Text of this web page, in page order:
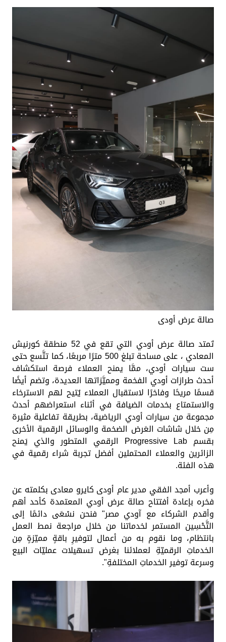
صالة عرض أودى
تَمتد صالة عرض أودي التي تقع في 52 منطقة كورنيش
المعادي ، على مساحة تبلغ 500 مترًا مربعًا، كما تتَّسع حتى
ست سيارات أودي، ممَّا يمنح العملاء فرصة استكشاف
أحدث طرازات أودي الفخمة ومميَّزاتها العديدة، وتضم أيضًا
قسمًا مريحًا وفاخرًا لاستقبال العملاء يُتيح لهم الاسترخاء
والاستمتاع بخدمات الضيافة في أثناء استعراضهم أحدث
مجموعة من سيارات أودي الرياضية، بطريقة تفاعلية مثيرة
مِن خلال شاشات العَرض الضخمة والوسائل الرقمية الأخرى
بقسم Progressive Lab الرقمي المتطور والذي يَمنح
الزائرين والعملاء المحتملين أفضل تجربة شراء رقمية في
هذه الفئة.
وأعرب أمجد الفقي مدير عام أودى كايرو معادى بكلمته عن
فخره بإعادة أفتتاح صالة عرض أودي المعتمدة كأحد أهم
وأقدم الشركاء مع آودي مصر" فنحن نسْعَى دائمًا إلى
التَّحْسِين المستمر لخدماتنا من خلال مراجعة نمط العمل
بانتظام، وما نقوم به من أعمال لتوفيرِ باقةٍ مميّزةٍ مِن
الخدماتِ الرقميّةِ لعملائنا بغرض تسهيلات عمليّات البيع
وسرعة توفير الخدماتِ المختلفةِ".